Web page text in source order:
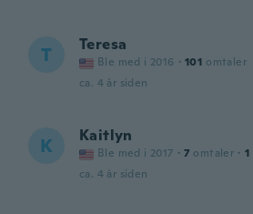
T Teresa
Ble med i 2016 · 101 omtaler
ca. 4 år siden
K Kaitlyn
Ble med i 2017 · 7 omtaler · 1
ca. 4 år siden